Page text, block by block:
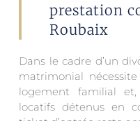
prestation
Roubaix
Dans le cadre d’un
matrimonial
logement familial
locatifs détenus en